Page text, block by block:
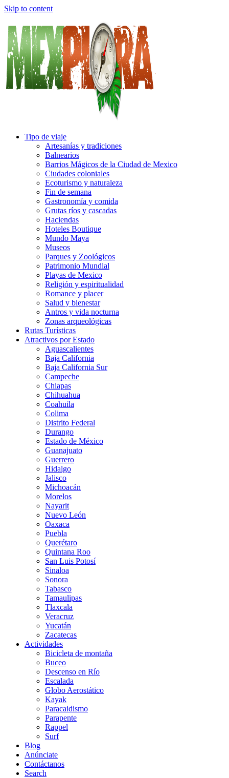
Skip to content
Tipo de viaje
Artesanías y tradiciones
Balnearios
Barrios Mágicos de la Ciudad de Mexico
Ciudades coloniales
Ecoturismo y naturaleza
Fin de semana
Gastronomía y comida
Grutas ríos y cascadas
Haciendas
Hoteles Boutique
Mundo Maya
Museos
Parques y Zoológicos
Patrimonio Mundial
Playas de Mexico
Religión y espiritualidad
Romance y placer
Salud y bienestar
Antros y vida nocturna
Zonas arqueológicas
Rutas Turísticas
Atractivos por Estado
Aguascalientes
Baja California
Baja California Sur
Campeche
Chiapas
Chihuahua
Coahuila
Colima
Distrito Federal
Durango
Estado de México
Guanajuato
Guerrero
Hidalgo
Jalisco
Michoacán
Morelos
Nayarit
Nuevo León
Oaxaca
Puebla
Querétaro
Quintana Roo
San Luis Potosí
Sinaloa
Sonora
Tabasco
Tamaulipas
Tlaxcala
Veracruz
Yucatán
Zacatecas
Actividades
Bicicleta de montaña
Buceo
Descenso en Río
Escalada
Globo Aerostático
Kayak
Paracaidismo
Parapente
Rappel
Surf
Blog
Anúnciate
Contáctanos
Search